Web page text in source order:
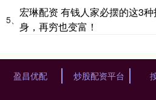
5、
宏琳配资 有钱人家必摆的这3
身，再穷也变富！
盈昌优配 炒股配资平台